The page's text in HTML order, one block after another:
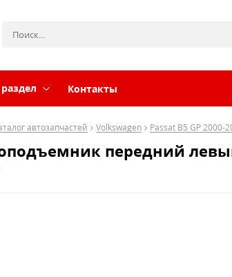
Контакты
автозапчастей Volkswagen Passat B5 GP 2000-
передний